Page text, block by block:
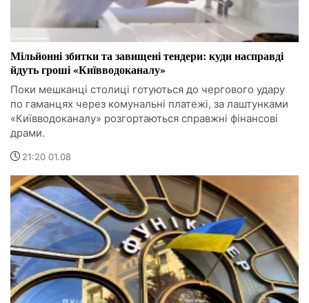
Мільйонні збитки та завищені тендери: куди насправді
йдуть гроші «Київводоканалу»
Поки мешканці столиці готуються до чергового удару
по гаманцях через комунальні платежі, за лаштунками
«Київводоканалу» розгортаються справжні фінансові
драми.
21:20 01.08